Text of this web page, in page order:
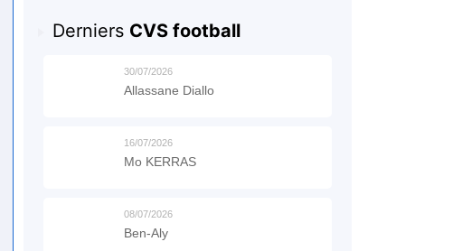
Derniers CVS football
30/07/2026
Allassane Diallo
16/07/2026
Mo KERRAS
08/07/2026
Ben-Aly